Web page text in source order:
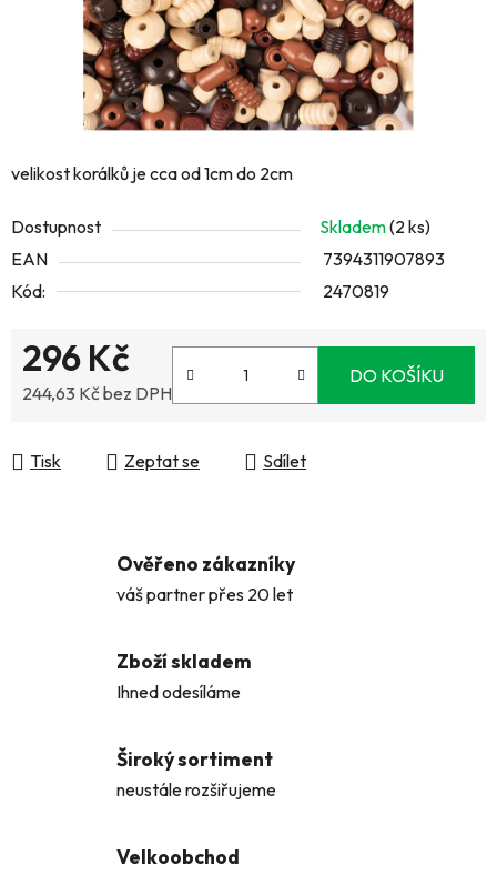
velikost korálků je cca od 1cm do 2cm
Dostupnost Skladem(2 ks)
EAN
7394311907893
Kód:
2470819
296 Kč
244,63 Kč bez DPH
DO KOŠÍKU
Tisk Zeptat se Sdílet
Ověřeno zákazníky
váš partner přes 20 let
Zboží skladem
Ihned odesíláme
Široký sortiment
neustále rozšiřujeme
Velkoobchod